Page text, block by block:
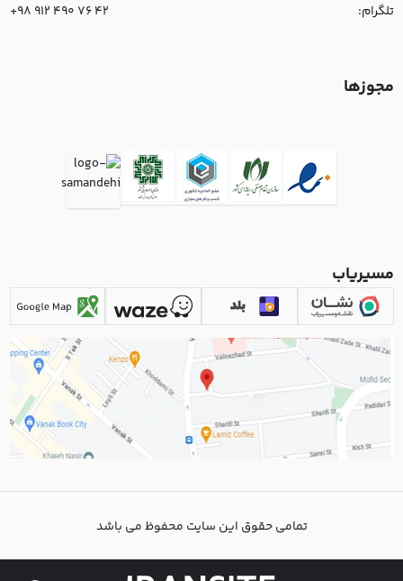
تلگرام:
+98 912 490 76 42
مجوزها
مسیریاب
تمامی حقوق این سایت محفوظ می باشد